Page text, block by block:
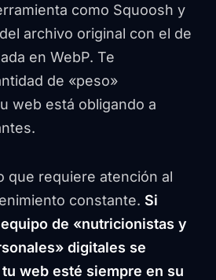
como Squoosh y
archivo original con el de
en WebP. Te
de «peso»
web está obligando a
que requiere atención al
constante. Si
de «nutricionistas y
digitales se
web esté siempre en su